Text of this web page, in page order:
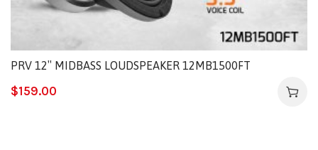
PRV 12″ MIDBASS LOUDSPEAKER 12MB1500FT
$159.00